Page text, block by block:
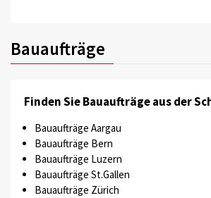
Bauaufträge
Finden Sie Bauaufträge aus der
Bauaufträge Aargau
Bauaufträge Bern
Bauaufträge Luzern
Bauaufträge St.Gallen
Bauaufträge Zürich